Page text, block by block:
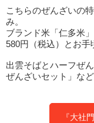
こちらのぜんざいの
み。
ブランド米「仁多米
580円（税込）とお手
出雲そばとハーフぜ
ぜんざいセット」な
『大社